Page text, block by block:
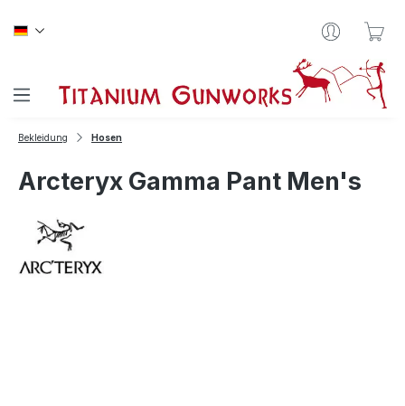
Bekleidung Hosen
Arcteryx Gamma Pant Men's